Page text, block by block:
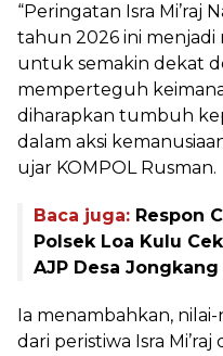
“Peringatan Isra Mi’raj
tahun 2026 ini
untuk semakin dekat
memperteguh
diharapkan tumbuh
dalam aksi
ujar KOMPOL Rusman.
Baca juga: Respon
Polsek Loa Kulu
AJP Desa Jongkang
Ia menambahkan,
dari peristiwa Isra